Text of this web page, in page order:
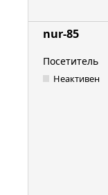
nur-85
Посетитель
Неактивен